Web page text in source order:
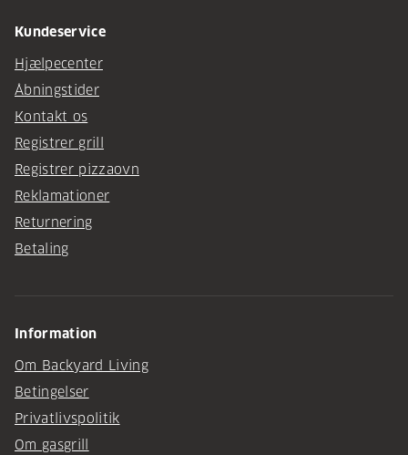
Kundeservice
Hjælpecenter
Åbningstider
Kontakt os
Registrer grill
Registrer pizzaovn
Reklamationer
Returnering
Betaling
Information
Om Backyard Living
Betingelser
Privatlivspolitik
Om gasgrill